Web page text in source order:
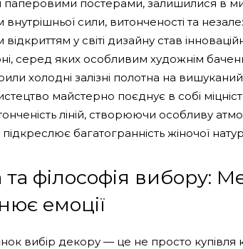
паперовими постерами, залишилися в
сили, витонченості та
у світі дизайну став
серед яких особливим художнім
холодні залізні полотна на
майстерно поєднує в собі
ліній, створюючи особливу
підкреслює багатогранність жіночої
та філософія вибору:
емоції
вибір декору — це не просто купівля